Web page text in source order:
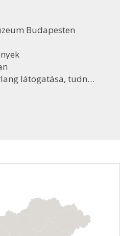
Budapesten
látogatása, tudnivalók